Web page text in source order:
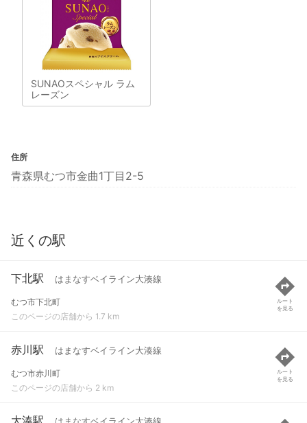
SUNAOスペシャル ラム
レーズン
住所
青森県むつ市金曲1丁目2-5
近くの駅
下北駅 はまなすベイライン大湊線
むつ市下北町
このページの店舗から 1.7 km
ルート
を見る
赤川駅 はまなすベイライン大湊線
むつ市赤川町
このページの店舗から 2 km
ルート
を見る
大湊駅